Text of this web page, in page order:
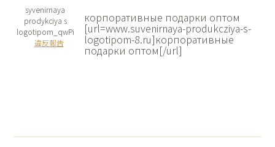
syvenirnaya
prodykciya s
logotipom_qwPi
違反報告
корпоративные подарки оптом
[url=www.suvenirnaya-produkcziya-s-
logotipom-8.ru]корпоративные
подарки оптом[/url]